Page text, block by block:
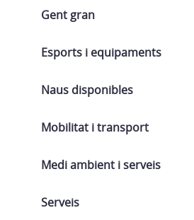
Gent gran
Esports i equipaments
Naus disponibles
Mobilitat i transport
Medi ambient i serveis
Serveis